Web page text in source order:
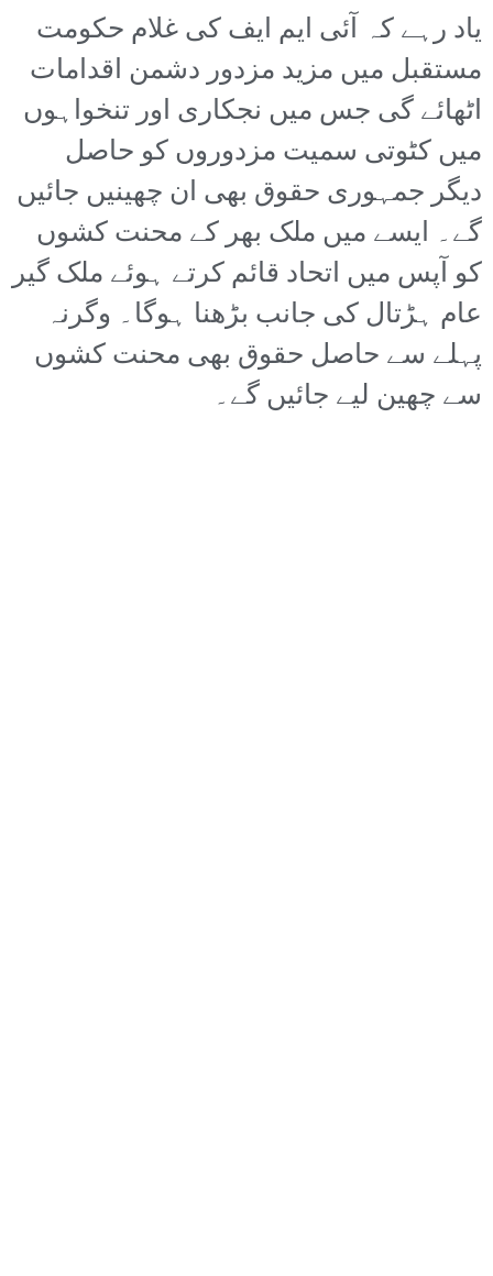
یاد رہے کہ آئی ایم ایف کی غلام حکومت
مستقبل میں مزید مزدور دشمن اقدامات
اٹھائے گی جس میں نجکاری اور تنخواہوں
میں کٹوتی سمیت مزدوروں کو حاصل
دیگر جمہوری حقوق بھی ان چھینیں جائیں
گے۔ ایسے میں ملک بھر کے محنت کشوں
کو آپس میں اتحاد قائم کرتے ہوئے ملک گیر
عام ہڑتال کی جانب بڑھنا ہوگا۔ وگرنہ
پہلے سے حاصل حقوق بھی محنت کشوں
سے چھین لیے جائیں گے۔